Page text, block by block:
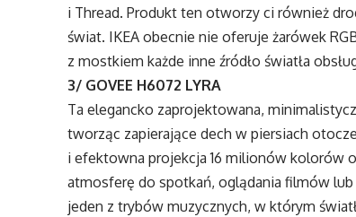
i Thread. Produkt ten otworzy ci również
świat. IKEA obecnie nie oferuje żarówek
z mostkiem każde inne źródło światła
3/ GOVEE H6072 LYRA
Ta elegancko zaprojektowana,
tworząc zapierające dech w piersiach
i efektowna projekcja 16 milionów kolorów
atmosferę do spotkań, oglądania filmów
jeden z trybów muzycznych, w którym